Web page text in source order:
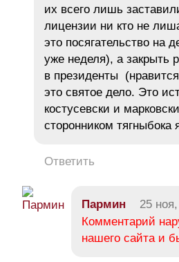
их всего лишь
лицензии ни кто не
это посягательство на
уже неделя), а закрыть
в президенты
это святое дело. Это
костусевски и
сторонником тягныбока
Ответить
Пармин
25
Комментарий
нашего сайта и